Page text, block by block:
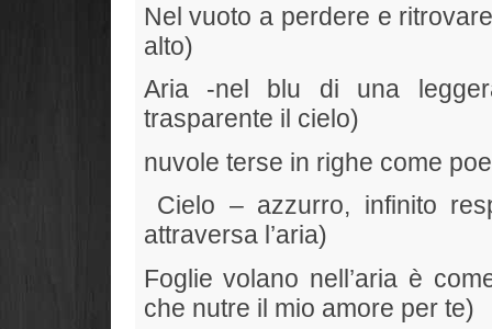
Nel vuoto a perdere e
alto)
Aria -nel blu di una
trasparente il cielo)
nuvole terse in righe come
Cielo – azzurro, infinito
attraversa l’aria)
Foglie volano nell’aria è
che nutre il mio amore per te)